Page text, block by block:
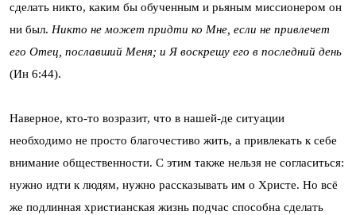
сделать никто, каким бы обученным и рьяным миссионером он
ни был. Никто не может придти ко Мне, если не привлечет
его Отец, пославший Меня; и Я воскрешу его в последний день
(Ин 6:44).
Наверное, кто-то возразит, что в нашей-де ситуации
необходимо не просто благочестиво жить, а привлекать к себе
внимание общественности. С этим также нельзя не согласиться:
нужно идти к людям, нужно рассказывать им о Христе. Но всё
же подлинная христианская жизнь подчас способна сделать